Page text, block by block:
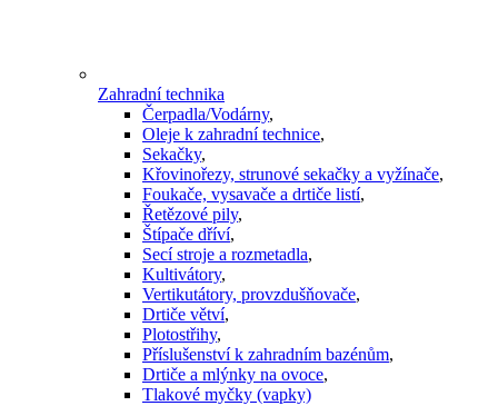
Zahradní technika
Čerpadla/Vodárny,
Oleje k zahradní technice,
Sekačky,
Křovinořezy, strunové sekačky a vyžínače,
Foukače, vysavače a drtiče listí,
Řetězové pily,
Štípače dříví,
Secí stroje a rozmetadla,
Kultivátory,
Vertikutátory, provzdušňovače,
Drtiče větví,
Plotostřihy,
Příslušenství k zahradním bazénům,
Drtiče a mlýnky na ovoce,
Tlakové myčky (vapky)